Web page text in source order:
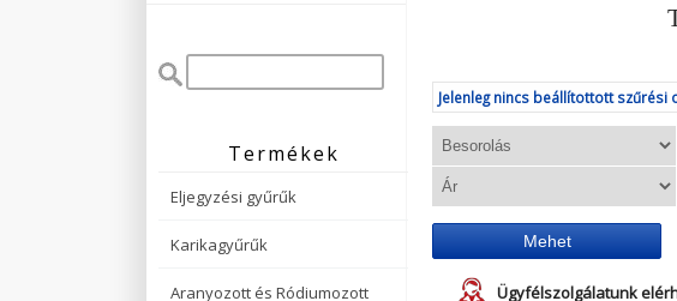
Termékek
Eljegyzési gyűrűk
Karikagyűrűk
Aranyozott és Ródiumozott
Jelenleg nincs beállítottott szűrési
Mehet
Ügyfélszolgálatunk